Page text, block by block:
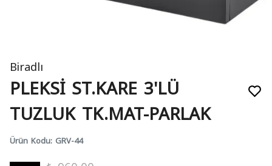
Biradlı
PLEKSİ ST.KARE 3'LÜ
TUZLUK TK.MAT-PARLAK
Ürün Kodu: GRV-44